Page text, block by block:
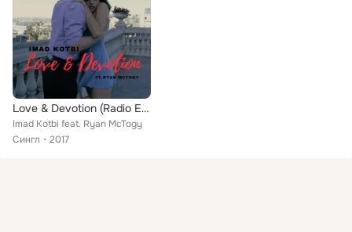
Love & Devotion (Radio Edit)
Imad Kotbi feat. Ryan McTogy
Сингл
2017